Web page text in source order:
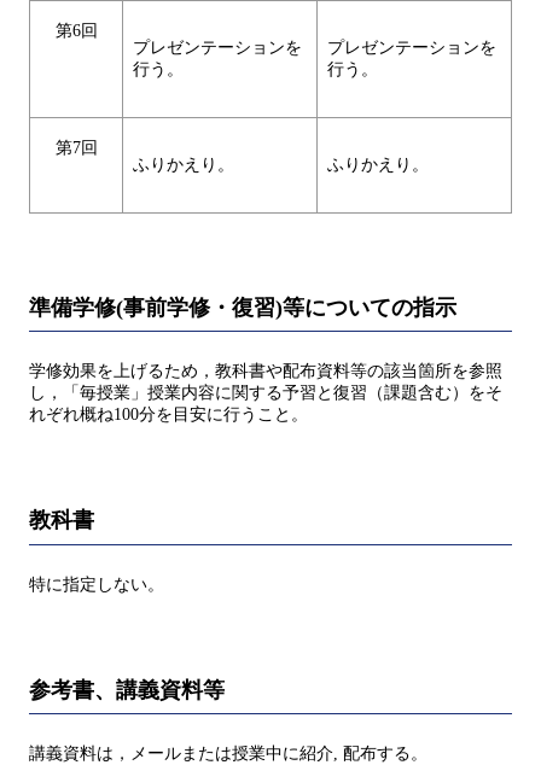
第6回
プレゼンテーションを
行う。
プレゼンテーションを
行う。
第7回
ふりかえり。
ふりかえり。
準備学修(事前学修・復習)等についての指示
学修効果を上げるため，教科書や配布資料等の該当箇所を参照
し，「毎授業」授業内容に関する予習と復習（課題含む）をそ
れぞれ概ね100分を目安に行うこと。
教科書
特に指定しない。
参考書、講義資料等
講義資料は，メールまたは授業中に紹介, 配布する。